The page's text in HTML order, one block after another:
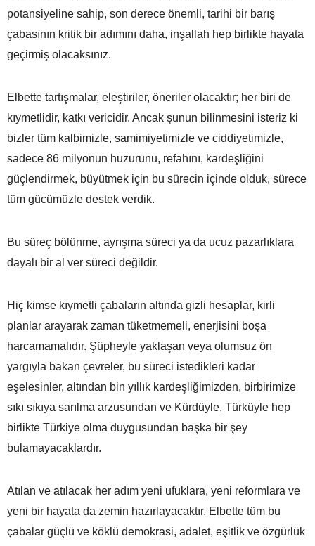
potansiyeline sahip, son derece önemli, tarihi bir barış
çabasının kritik bir adımını daha, inşallah hep birlikte hayata
geçirmiş olacaksınız.
Elbette tartışmalar, eleştiriler, öneriler olacaktır; her biri de
kıymetlidir, katkı vericidir. Ancak şunun bilinmesini isteriz ki
bizler tüm kalbimizle, samimiyetimizle ve ciddiyetimizle,
sadece 86 milyonun huzurunu, refahını, kardeşliğini
güçlendirmek, büyütmek için bu sürecin içinde olduk, sürece
tüm gücümüzle destek verdik.
Bu süreç bölünme, ayrışma süreci ya da ucuz pazarlıklara
dayalı bir al ver süreci değildir.
Hiç kimse kıymetli çabaların altında gizli hesaplar, kirli
planlar arayarak zaman tüketmemeli, enerjisini boşa
harcamamalıdır. Şüpheyle yaklaşan veya olumsuz ön
yargıyla bakan çevreler, bu süreci istedikleri kadar
eşelesinler, altından bin yıllık kardeşliğimizden, birbirimize
sıkı sıkıya sarılma arzusundan ve Kürdüyle, Türküyle hep
birlikte Türkiye olma duygusundan başka bir şey
bulamayacaklardır.
Atılan ve atılacak her adım yeni ufuklara, yeni reformlara ve
yeni bir hayata da zemin hazırlayacaktır. Elbette tüm bu
çabalar güçlü ve köklü demokrasi, adalet, eşitlik ve özgürlük